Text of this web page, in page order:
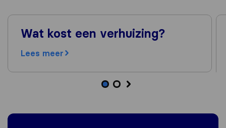
Wat kost een verhuizing?
Lees meer